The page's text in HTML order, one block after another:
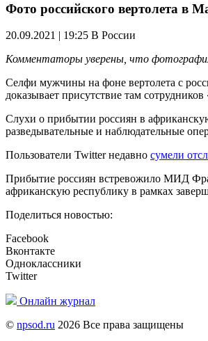
Фото российского вертолета в
20.09.2021 | 19:25 В России
Комментаторы уверены, что
Селфи мужчины на фоне вертолета с
доказывает присутствие там
Слухи о прибытии россиян в
разведывательные и наблюдательные
Пользователи Twitter недавно сумели
Прибытие россиян встревожило МИД
африканскую республику в рамках
Поделиться новостью:
Facebook
Вконтакте
Одноклассники
Twitter
Онлайн журнал
© npsod.ru 2026 Все права защищены